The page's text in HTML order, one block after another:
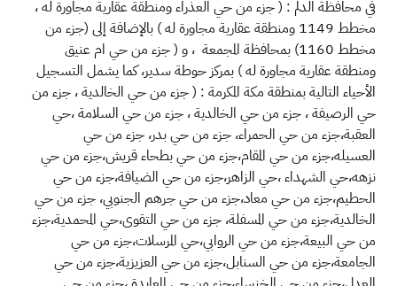
في محافظة الدلم : (جزء من حي العذراء ومنطقة عقارية مجاورة له ،
مخطط 1149 ومنطقة عقارية مجاورة له ) بالإضافة إلى (جزء من
مخطط 1160) بمحافظة المجمعة ، و ( جزء من حي ام عنيق
ومنطقة عقارية مجاورة له ) بمركز حوطة سدير، كما يشمل التسجيل
الأحياء التالية بمنطقة مكة المكرمة : ( جزء من حي الخالدية ، جزء من
حي الرصيفة ، جزء من حي الخالدية ، جزء من حي السلامة ،حي
العقبة،جزء من حي الحمراء، جزء من حي بدر، جزء من حي
العسيله،جزء من حي المقام،جزء من حي بطحاء قريش،جزء من حي
نزهه،حي الشهداء ،حي الزاهر،جزء من حي الضيافة،جزء من حي
الحطيم،جزء من حي معاد،جزء من حي جرهم الجنوبي، جزء من حي
الخالدية،جزء من حي المسفلة، جزء من حي التقوى،حي المحمدية،جزء
من حي البيعة،جزء من حي الروابي،حي المرسلات،جزء من حي
الجامعة،جزء من حي السنابل،جزء من حي العزيزية،جزء من حي